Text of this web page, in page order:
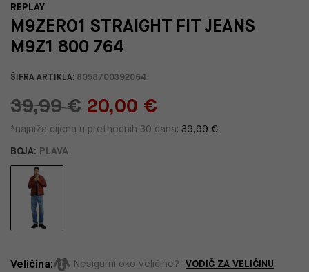
REPLAY
M9ZERO1 STRAIGHT FIT JEANS
M9Z1 800 764
ŠIFRA ARTIKLA: 8058700392064
39,99 € 20,00 €
*najniža cijena u prethodnih 30 dana: 39,99 €
BOJA: PLAVA
Veličina: Nesigurni oko veličine? VODIČ ZA VELIČINU